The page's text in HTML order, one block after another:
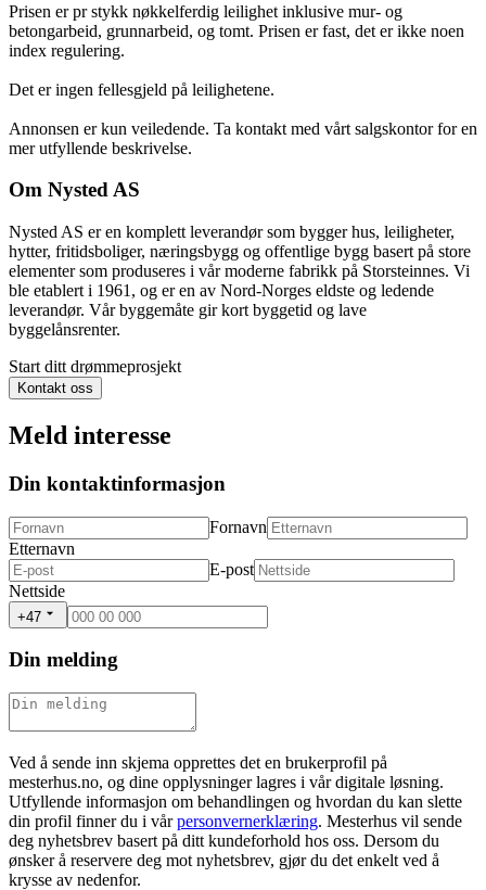
Prisen er pr stykk nøkkelferdig leilighet inklusive mur- og
betongarbeid, grunnarbeid, og tomt. Prisen er fast, det er ikke noen
index regulering.
Det er ingen fellesgjeld på leilighetene.
Annonsen er kun veiledende. Ta kontakt med vårt salgskontor for en
mer utfyllende beskrivelse.
Om Nysted AS
Nysted AS er en komplett leverandør som bygger hus, leiligheter,
hytter, fritidsboliger, næringsbygg og offentlige bygg basert på store
elementer som produseres i vår moderne fabrikk på Storsteinnes. Vi
ble etablert i 1961, og er en av Nord-Norges eldste og ledende
leverandør. Vår byggemåte gir kort byggetid og lave
byggelånsrenter.
Start ditt drømmeprosjekt
Kontakt oss
Meld interesse
Din kontaktinformasjon
Fornavn
Etternavn
E-post
Nettside
+47
Din melding
Ved å sende inn skjema opprettes det en brukerprofil på
mesterhus.no, og dine opplysninger lagres i vår digitale løsning.
Utfyllende informasjon om behandlingen og hvordan du kan slette
din profil finner du i vår personvernerklæring. Mesterhus vil sende
deg nyhetsbrev basert på ditt kundeforhold hos oss. Dersom du
ønsker å reservere deg mot nyhetsbrev, gjør du det enkelt ved å
krysse av nedenfor.